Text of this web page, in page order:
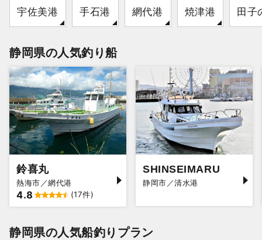
宇佐美港 手石港 網代港 焼津港 田子
静岡県の人気釣り船
鈴喜丸
熱海市／網代港
4.8 (17件)
SHINSEIMARU
静岡市／清水港
静岡県の人気船釣りプラン